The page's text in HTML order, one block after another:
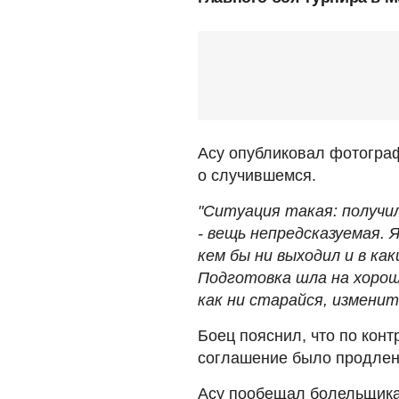
Асу опубликовал
о случившемся.
"Ситуация такая:
- вещь непредсказуемая.
кем бы ни выходил и в
Подготовка шла на
как ни старайся,
Боец пояснил, что по
соглашение было
Асу пообещал